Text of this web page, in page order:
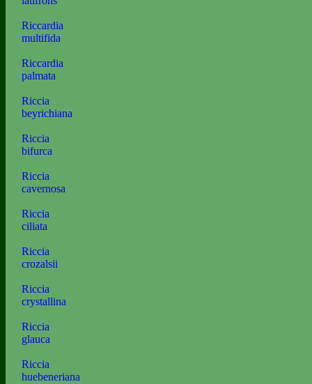
Riccardia
multifida
Riccardia
palmata
Riccia
beyrichiana
Riccia
bifurca
Riccia
cavernosa
Riccia
ciliata
Riccia
crozalsii
Riccia
crystallina
Riccia
glauca
Riccia
huebeneriana